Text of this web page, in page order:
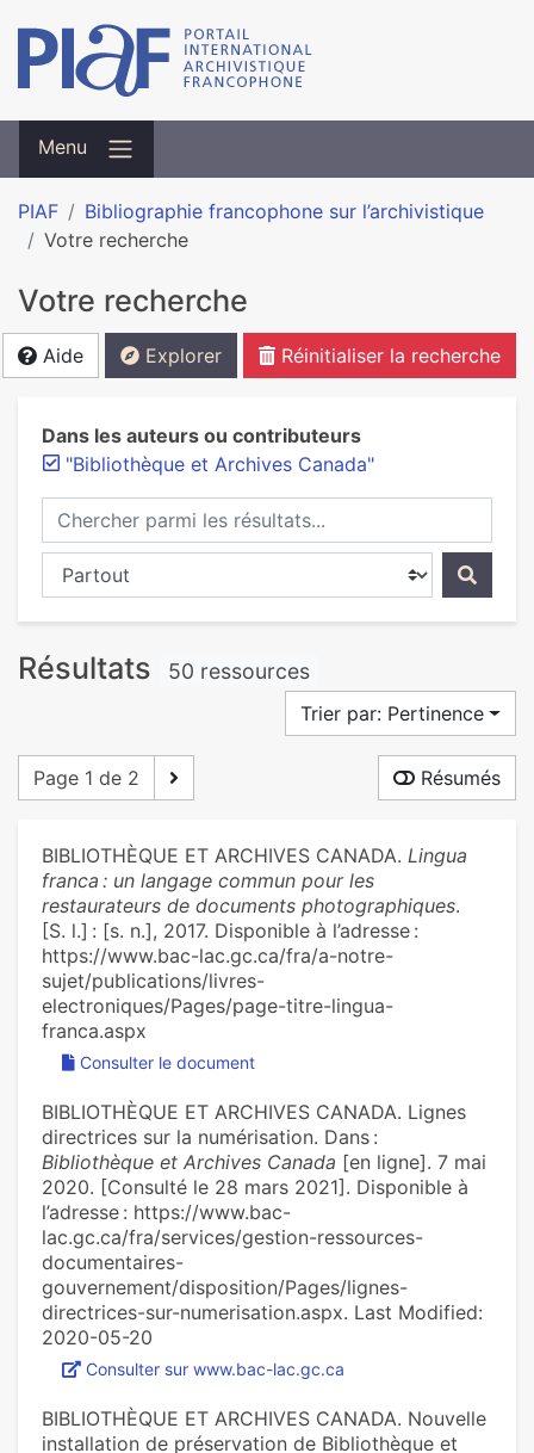
Menu
PIAF
Bibliographie francophone sur l’archivistique
Votre recherche
Votre recherche
Aide Explorer Réinitialiser la recherche
Dans les auteurs ou contributeurs
"Bibliothèque et Archives Canada"
Chercher parmi les résultats...
Chercher dans...
Résultats 50 ressources
Trier par: Pertinence
Page 1 de 2 Résumés
BIBLIOTHÈQUE ET ARCHIVES CANADA. Lingua
franca : un langage commun pour les
restaurateurs de documents photographiques.
[S. l.] : [s. n.], 2017. Disponible à l’adresse :
https://www.bac-lac.gc.ca/fra/a-notre-
sujet/publications/livres-
electroniques/Pages/page-titre-lingua-
franca.aspx
Consulter le document
BIBLIOTHÈQUE ET ARCHIVES CANADA. Lignes
directrices sur la numérisation. Dans :
Bibliothèque et Archives Canada [en ligne]. 7 mai
2020. [Consulté le 28 mars 2021]. Disponible à
l’adresse : https://www.bac-
lac.gc.ca/fra/services/gestion-ressources-
documentaires-
gouvernement/disposition/Pages/lignes-
directrices-sur-numerisation.aspx. Last Modified:
2020-05-20
Consulter sur www.bac-lac.gc.ca
BIBLIOTHÈQUE ET ARCHIVES CANADA. Nouvelle
installation de préservation de Bibliothèque et